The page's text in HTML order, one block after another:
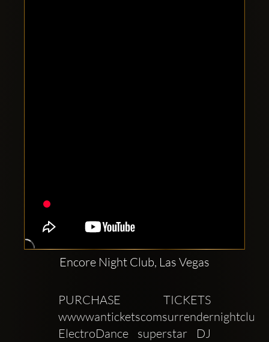
Encore Night Club, Las Vegas
PURCHASE TICKETS
wwwwanticketscomsurrendernightclub
ElectroDance superstar DJ